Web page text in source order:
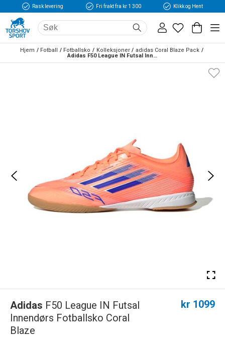
Rask levering Fri frakt fra kr 1 300 Klikk og Hent
Hjem Fotball Fotballsko Kolleksjoner
adidas Coral Blaze Pack
Adidas F50 League IN Futsal Innendørs Fotballsko Coral Blaze
Adidas F50 League IN Futsal
Innendørs Fotballsko Coral
Blaze
kr 1099